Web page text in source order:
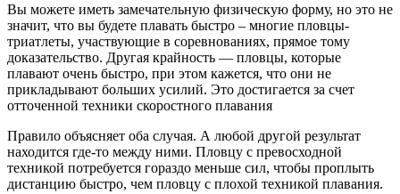
Вы может­­­­е иметь замечательную физическую форму, но это не
значит, что вы будете плавать быстро – многие пловцы-
триатлеты, участвующие в соревнованиях, прямое тому
доказательство. Другая крайность — пловцы, которые
плавают очень быстро, при этом кажется, что они не
прикладывают больших усилий. Это достигается за счет
отточенной техники скоростного плавания
Правило объясняет оба случая. А любой другой результат
находится где-то между ними. Пловцу с превосходной
техникой потребуется гораздо меньше сил, чтобы проплыть
дистанцию быстро, чем пловцу с плохой техникой плавания.